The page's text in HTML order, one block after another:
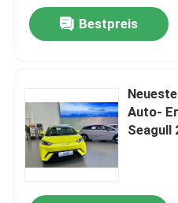
Bestpreis
Auto-
Seagull